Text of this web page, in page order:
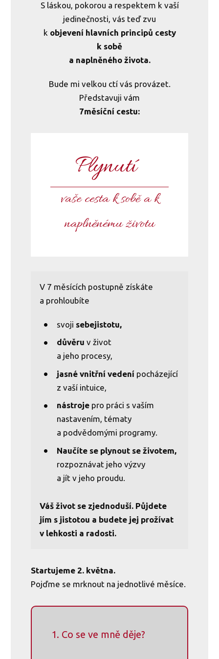
S láskou, pokorou a respektem k vaší
jedinečnosti, vás teď zvu
k objevení hlavních principů cesty
k sobě
a naplněného života.
Bude mi velkou ctí vás provázet.
Představuji vám
7měsíční cestu:
Plynutí
vaše cesta k sobě a k
naplněnému životu
V 7 měsících postupně získáte
a prohloubíte
svoji sebejistotu,
důvěru v život
a jeho procesy,
jasné vnitřní vedení pocházející
z vaší intuice,
nástroje pro práci s vaším
nastavením, tématy
a podvědomými programy.
Naučíte se plynout se životem,
rozpoznávat jeho výzvy
a jít v jeho proudu.
Váš život se zjednoduší. Půjdete
jím s jistotou a budete jej prožívat
v lehkosti a radosti.
Startujeme 2. května.
Pojďme se mrknout na jednotlivé měsíce.
1. Co se ve mně děje?